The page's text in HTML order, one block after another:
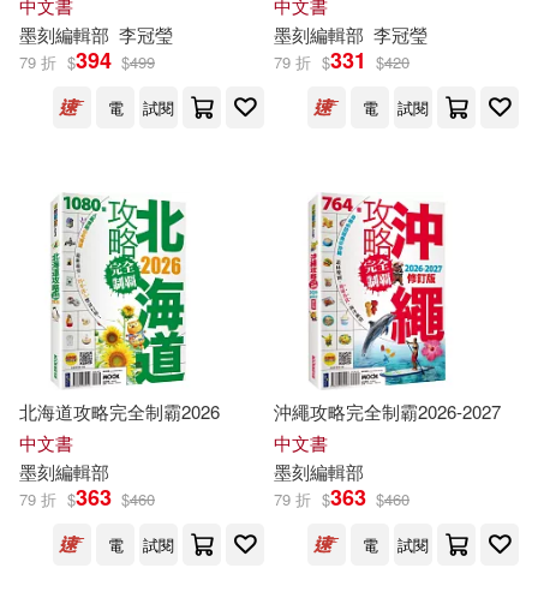
《親歷者》編輯部編著(71)
中華書局編輯部編(66)
墨刻編輯部編著(66)
La Vie編輯部(63)
兒童的科學編輯部(63)
人民音樂出版社(113)
珊如圖書(109)
遠流(108)
華夏出版社(105)
翰林出版社(102)
大新書局(100)
中信出版社(98) 大輿(96)
百花文藝出版社(96) 聯廣(95)
中文書
墨刻編輯部 李冠瑩
79 折 $394 $499
電
試閱
玩家都能輕鬆自由行
中文書
墨刻編輯部 李冠瑩
79 折 $331 $420
電
試閱
北海道攻略完全制霸2026
中文書
墨刻編輯部
79 折 $363 $460
電
試閱
沖繩攻略完全制霸2026-2027
中文書
墨刻編輯部
79 折 $363 $460
電
試閱